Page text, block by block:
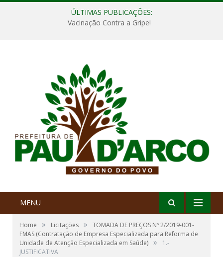
ÚLTIMAS PUBLICAÇÕES:
Vacinação Contra a Gripe!
MENU
Home » Licitações »
TOMADA DE PREÇOS Nº 2/2019-001-
FMAS (Contratação de Empresa Especializada para Reforma de
Unidade de Atenção Especializada em Saúde) »
1.-
JUSTIFICATIVA